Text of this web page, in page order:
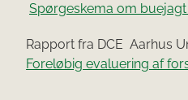
Spørgeskema om
Rapport fra DCE Aarhus
Foreløbig evaluering af